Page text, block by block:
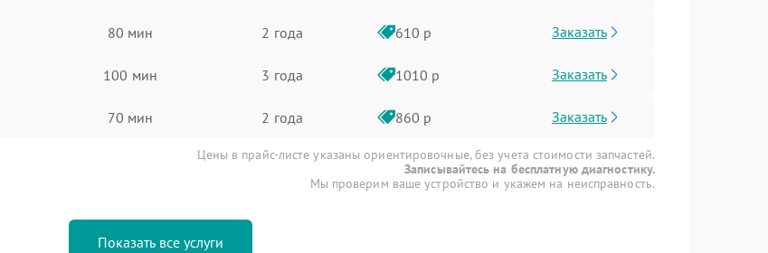
80 мин 2 года 610 р Заказать
100 мин 3 года 1010 р Заказать
70 мин 2 года 860 р Заказать
Цены в прайс-листе указаны ориентировочные, без учета стоимости запчастей.
Записывайтесь на бесплатную диагностику.
Мы проверим ваше устройство и укажем на неисправность.
Показать все услуги